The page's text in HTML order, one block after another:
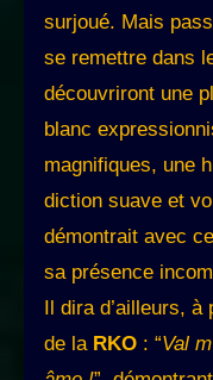
surjoué. Mais
se remettre dans
découvriront une
blanc
magnifiques, une
diction suave et
démontrait avec
sa présence
Il dira d’ailleurs, à
de la RKO : “Val